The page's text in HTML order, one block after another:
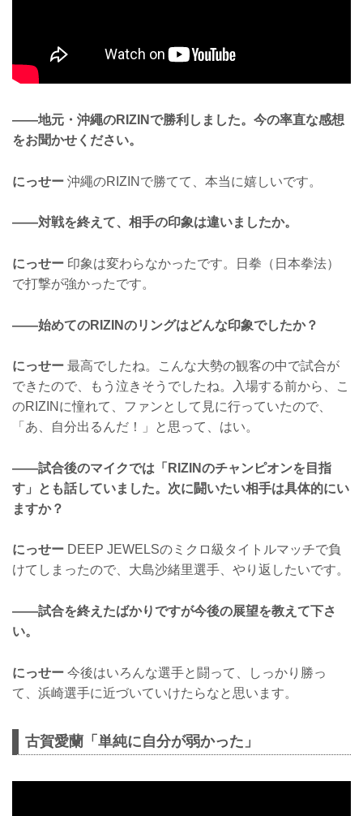
——地元・沖繩のRIZINで勝利しました。今の率直な感想
をお聞かせください。
にっせー 沖繩のRIZINで勝てて、本当に嬉しいです。
——対戦を終えて、相手の印象は違いましたか。
にっせー 印象は変わらなかったです。日拳（日本拳法）
で打撃が強かったです。
——始めてのRIZINのリングはどんな印象でしたか？
にっせー 最高でしたね。こんな大勢の観客の中で試合が
できたので、もう泣きそうでしたね。入場する前から、こ
のRIZINに憧れて、ファンとして見に行っていたので、
「あ、自分出るんだ！」と思って、はい。
——試合後のマイクでは「RIZINのチャンピオンを目指
す」とも話していました。次に闘いたい相手は具体的にい
ますか？
にっせー DEEP JEWELSのミクロ級タイトルマッチで負
けてしまったので、大島沙緒里選手、やり返したいです。
——試合を終えたばかりですが今後の展望を教えて下さ
い。
にっせー 今後はいろんな選手と闘って、しっかり勝っ
て、浜崎選手に近づいていけたらなと思います。
古賀愛蘭「単純に自分が弱かった」